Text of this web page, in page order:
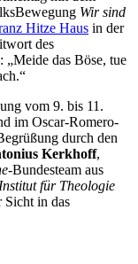
Wir sind
Hitze Haus in der
des
„Meide das Böse, tue
vom 9. bis 11.
im Oscar-Romero-
durch den
Kerkhoff,
-Bundesteam aus
Institut für Theologie
Sicht in das